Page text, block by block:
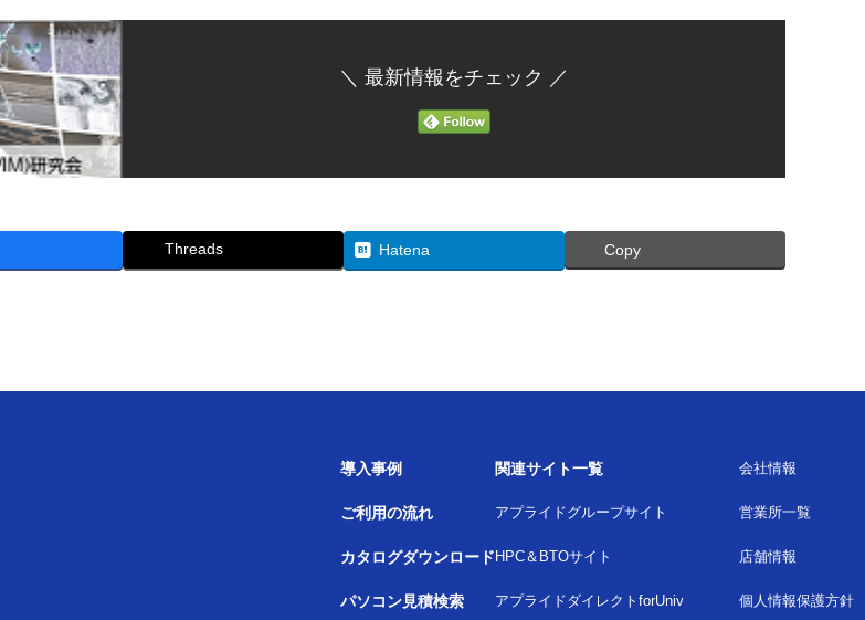
＼ 最新情報をチェック ／
Threads Hatena Copy
導入事例
ご利用の流れ
カタログダウンロード
パソコン見積検索
関連サイト一覧
アプライドグループサイト
HPC＆BTOサイト
アプライドダイレクトforUniv
会社情報
営業所一覧
店舗情報
個人情報保護方針